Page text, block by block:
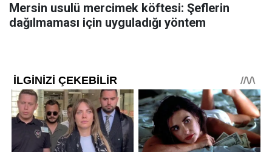
Mersin usulü mercimek köftesi: Şeflerin
dağılmaması için uyguladığı yöntem